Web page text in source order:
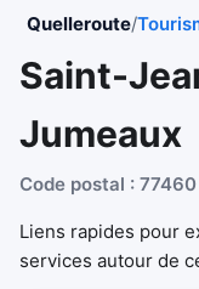
Quelleroute/
Saint-
Jumeaux
Code postal : 77460
Liens rapides pour
services autour de